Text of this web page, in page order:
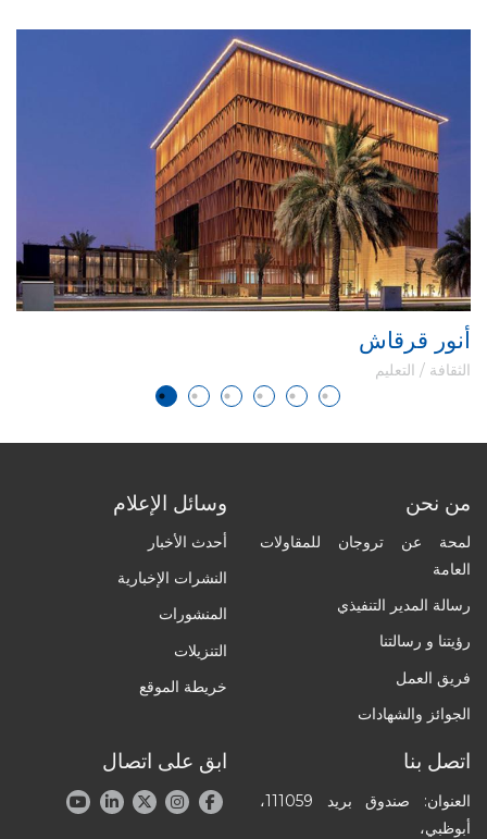
أنور قرقاش
الثقافة / التعليم
من نحن
لمحة عن تروجان للمقاولات
العامة
رسالة المدير التنفيذي
رؤيتنا و رسالتنا
فريق العمل
الجوائز والشهادات
وسائل الإعلام
أحدث الأخبار
النشرات الإخبارية
المنشورات
التنزيلات
خريطة الموقع
اتصل بنا
العنوان: صندوق بريد 111059،
أبوظبي،
ابق على اتصال